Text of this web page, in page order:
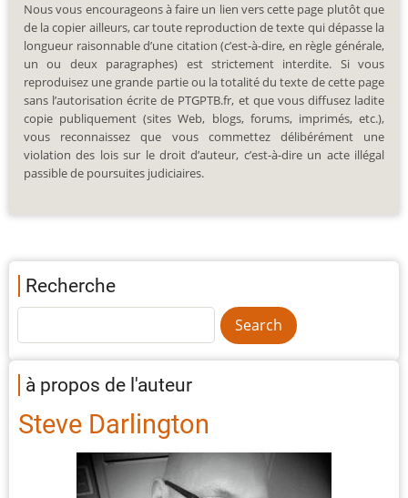
Nous vous encourageons à faire un lien vers cette page plutôt que
de la copier ailleurs, car toute reproduction de texte qui dépasse la
longueur raisonnable d’une citation (c’est-à-dire, en règle générale,
un ou deux paragraphes) est strictement interdite. Si vous
reproduisez une grande partie ou la totalité du texte de cette page
sans l’autorisation écrite de PTGPTB.fr, et que vous diffusez ladite
copie publiquement (sites Web, blogs, forums, imprimés, etc.),
vous reconnaissez que vous commettez délibérément une
violation des lois sur le droit d’auteur, c’est-à-dire un acte illégal
passible de poursuites judiciaires.
Recherche
à propos de l'auteur
Steve Darlington